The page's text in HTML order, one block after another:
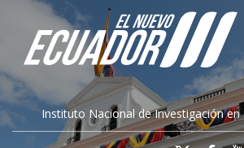
Instituto Nacional de Investigación en